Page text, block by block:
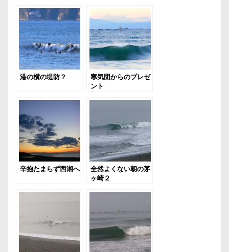
港の横の堤防？
寒気団からのプレゼ
ント
辛抱たまらず西湘へ
全然よくない朝の茅
ヶ崎２